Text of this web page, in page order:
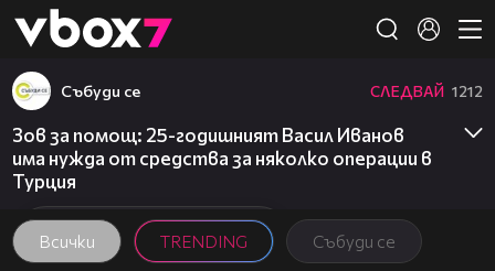
👾
Всички TRENDING Събуди се
Събуди се СЛЕДВАЙ 1212
Зов за помощ: 25-годишният Васил Иванов
има нужда от средства за няколко операции в
Турция